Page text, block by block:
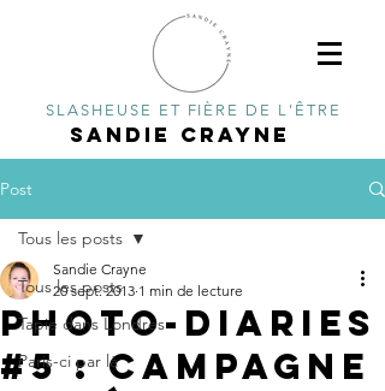
SLASHEUSE ET FIÈRE DE L'ÊTRE
SANDIE CRAYNE
Post
Tous les posts
Tapie dans Londres
Paris-ci par là
Tous les posts
Photo-diaries
#5 : campagne
Sandie Crayne
20 sept. 2013 1 min de lecture